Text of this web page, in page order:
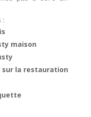
:
maison
sur la restauration